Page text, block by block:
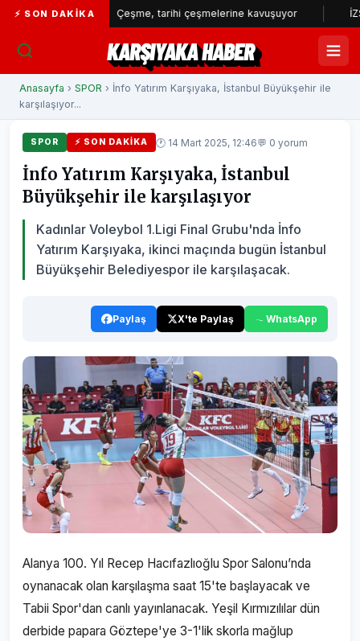
⚡ SON DAKIKAÇeşme, tarihi çeşmelerine kavuşuyor İZSU’dan
KARŞIYAKA HABER
Anasayfa › SPOR › İnfo Yatırım Karşıyaka, İstanbul Büyükşehir ile
karşılaşıyor...
SPOR ⚡ SON DAKIKA 🕐 14 Mart 2025, 12:46💬 0 yorum
İnfo Yatırım Karşıyaka, İstanbul
Büyükşehir ile karşılaşıyor
Kadınlar Voleybol 1.Ligi Final Grubu'nda İnfo
Yatırım Karşıyaka, ikinci maçında bugün İstanbul
Büyükşehir Belediyespor ile karşılaşacak.
Paylaş X'te Paylaş WhatsApp
Alanya 100. Yıl Recep Hacıfazlıoğlu Spor Salonu’nda
oynanacak olan karşılaşma saat 15'te başlayacak ve
Tabii Spor'dan canlı yayınlanacak. Yeşil Kırmızılılar dün
derbide papara Göztepe'ye 3-1'lik skorla mağlup